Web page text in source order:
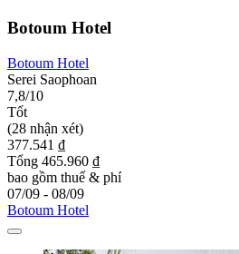
Botoum Hotel
Botoum Hotel
Serei Saophoan
7,8/10
Tốt
(28 nhận xét)
377.541 ₫
Tổng 465.960 ₫
bao gồm thuế & phí
07/09 - 08/09
Botoum Hotel